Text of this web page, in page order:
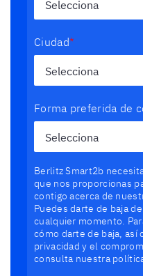
Modalidad*
Ciudad*
Forma preferida de
Berlitz Smart2b
que nos proporcionas
contigo acerca de
Puedes darte de baja
cualquier momento.